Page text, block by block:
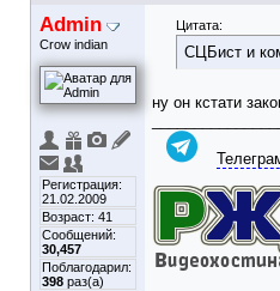
Admin
Crow indian
Регистрация:
21.02.2009
Возраст: 41
Сообщений:
30,457
Поблагодарил:
398 раз(а)
Цитата:
СЦБист и
ну он кстати